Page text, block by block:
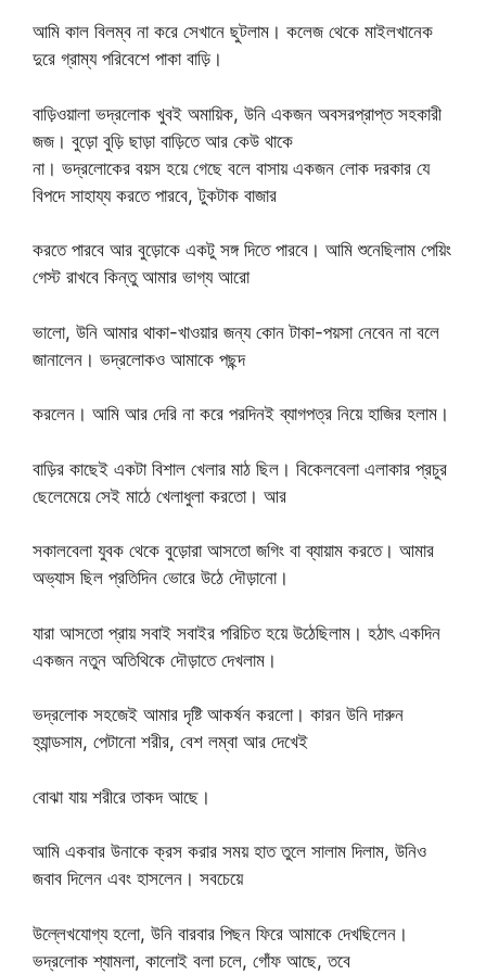
আমি কাল বিলম্ব না করে সেখানে ছুটলাম। কলেজ থেকে মাইলখানেক
দুরে গ্রাম্য পরিবেশে পাকা বাড়ি।
বাড়িওয়ালা ভদ্রলোক খুবই অমায়িক, উনি একজন অবসরপ্রাপ্ত সহকারী
জজ। বুড়ো বুড়ি ছাড়া বাড়িতে আর কেউ থাকে
না। ভদ্রলোকের বয়স হয়ে গেছে বলে বাসায় একজন লোক দরকার যে
বিপদে সাহায্য করতে পারবে, টুকটাক বাজার
করতে পারবে আর বুড়োকে একটু সঙ্গ দিতে পারবে। আমি শুনেছিলাম পেয়িং
গেস্ট রাখবে কিন্তু আমার ভাগ্য আরো
ভালো, উনি আমার থাকা-খাওয়ার জন্য কোন টাকা-পয়সা নেবেন না বলে
জানালেন। ভদ্রলোকও আমাকে পছন্দ
করলেন। আমি আর দেরি না করে পরদিনই ব্যাগপত্র নিয়ে হাজির হলাম।
বাড়ির কাছেই একটা বিশাল খেলার মাঠ ছিল। বিকেলবেলা এলাকার প্রচুর
ছেলেমেয়ে সেই মাঠে খেলাধুলা করতো। আর
সকালবেলা যুবক থেকে বুড়োরা আসতো জগিং বা ব্যায়াম করতে। আমার
অভ্যাস ছিল প্রতিদিন ভোরে উঠে দৌড়ানো।
যারা আসতো প্রায় সবাই সবাইর পরিচিত হয়ে উঠেছিলাম। হঠাৎ একদিন
একজন নতুন অতিথিকে দৌড়াতে দেখলাম।
ভদ্রলোক সহজেই আমার দৃষ্টি আকর্ষন করলো। কারন উনি দারুন
হ্যান্ডসাম, পেটানো শরীর, বেশ লম্বা আর দেখেই
বোঝা যায় শরীরে তাকদ আছে।
আমি একবার উনাকে ক্রস করার সময় হাত তুলে সালাম দিলাম, উনিও
জবাব দিলেন এবং হাসলেন। সবচেয়ে
উল্লেখযোগ্য হলো, উনি বারবার পিছন ফিরে আমাকে দেখছিলেন।
ভদ্রলোক শ্যামলা, কালোই বলা চলে, গোঁফ আছে, তবে